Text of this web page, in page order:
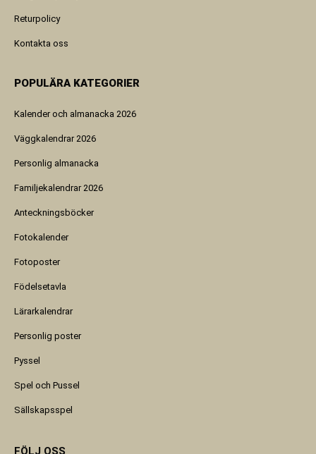
Returpolicy
Kontakta oss
POPULÄRA KATEGORIER
Kalender och almanacka 2026
Väggkalendrar 2026
Personlig almanacka
Familjekalendrar 2026
Anteckningsböcker
Fotokalender
Fotoposter
Födelsetavla
Lärarkalendrar
Personlig poster
Pyssel
Spel och Pussel
Sällskapsspel
FÖLJ OSS